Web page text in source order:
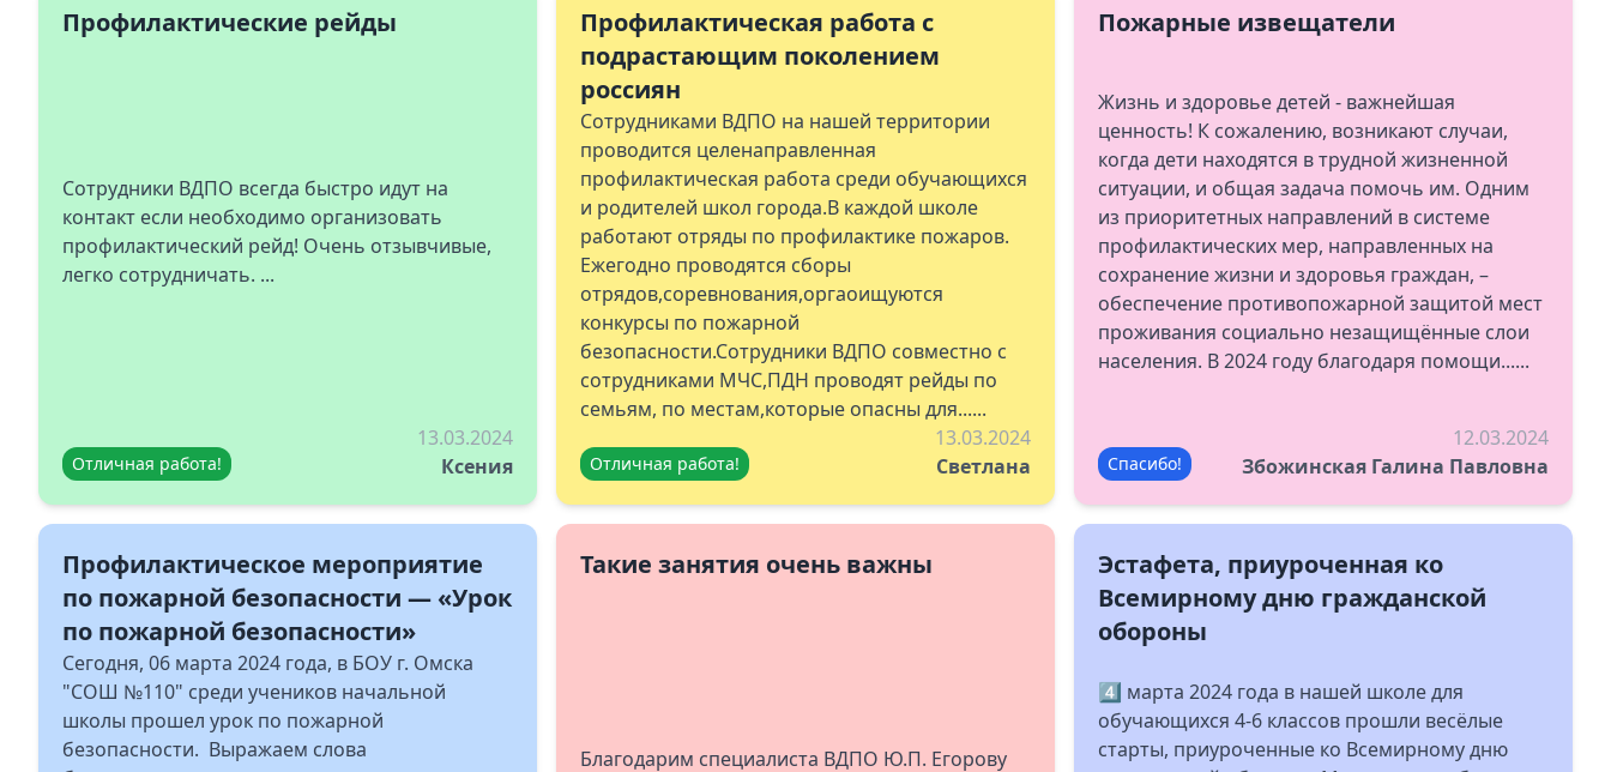
Профилактические рейды
Сотрудники ВДПО всегда быстро идут на
контакт если необходимо организовать
профилактический рейд! Очень отзывчивые,
легко сотрудничать. ...
Отличная работа!
13.03.2024
Ксения
Профилактическая работа с
подрастающим поколением
россиян
Сотрудниками ВДПО на нашей территории
проводится целенаправленная
профилактическая работа среди обучающихся
и родителей школ города.В каждой школе
работают отряды по профилактике пожаров.
Ежегодно проводятся сборы
отрядов,соревнования,оргаоищуются
конкурсы по пожарной
безопасности.Сотрудники ВДПО совместно с
сотрудниками МЧС,ПДН проводят рейды по
семьям, по местам,которые опасны для......
Отличная работа!
13.03.2024
Светлана
Пожарные извещатели
Жизнь и здоровье детей - важнейшая
ценность! К сожалению, возникают случаи,
когда дети находятся в трудной жизненной
ситуации, и общая задача помочь им. Одним
из приоритетных направлений в системе
профилактических мер, направленных на
сохранение жизни и здоровья граждан, –
обеспечение противопожарной защитой мест
проживания социально незащищённые слои
населения. В 2024 году благодаря помощи......
Спасибо!
12.03.2024
Збожинская Галина Павловна
Профилактическое мероприятие
по пожарной безопасности — «Урок
по пожарной безопасности»
Сегодня, 06 марта 2024 года, в БОУ г. Омска
"СОШ №110" среди учеников начальной
школы прошел урок по пожарной
безопасности. Выражаем слова
Такие занятия очень важны
Благодарим специалиста ВДПО Ю.П. Егорову
Эстафета, приуроченная ко
Всемирному дню гражданской
обороны
4️⃣ марта 2024 года в нашей школе для
обучающихся 4-6 классов прошли весёлые
старты, приуроченные ко Всемирному дню